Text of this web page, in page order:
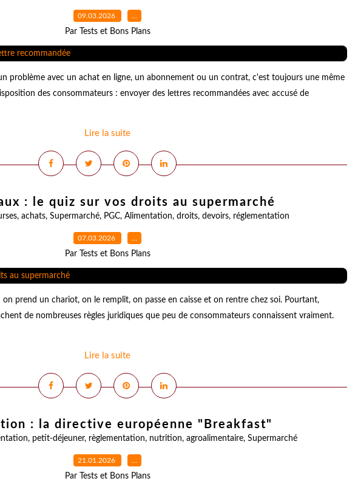
09.03.2026 …
Par Tests et Bons Plans
problème avec un achat en ligne, un abonnement ou un contrat, c'est toujours une même
des consommateurs : envoyer des lettres recommandées avec accusé de
Lire la suite
: le quiz sur vos droits au supermarché
, achats, Supermarché, PGC, Alimentation, droits, devoirs, réglementation
07.03.2026 …
Par Tests et Bons Plans
on prend un chariot, on le remplit, on passe en caisse et on rentre chez soi. Pourtant,
de nombreuses règles juridiques que peu de consommateurs connaissent vraiment.
Lire la suite
: la directive européenne "Breakfast"
, petit-déjeuner, règlementation, nutrition, agroalimentaire, Supermarché
21.01.2026 …
Par Tests et Bons Plans